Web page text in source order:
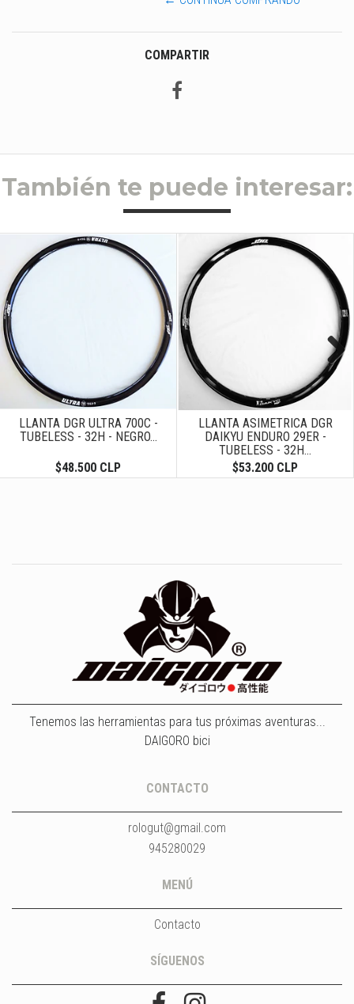
COMPARTIR
También te puede interesar:
LLANTA DGR ULTRA 700C -
TUBELESS - 32H - NEGRO...
$48.500 CLP
LLANTA ASIMETRICA DGR
DAIKYU ENDURO 29ER -
TUBELESS - 32H...
$53.200 CLP
Next
Tenemos las herramientas para tus próximas aventuras...
DAIGORO bici
CONTACTO
rologut@gmail.com
945280029
MENÚ
Contacto
SÍGUENOS